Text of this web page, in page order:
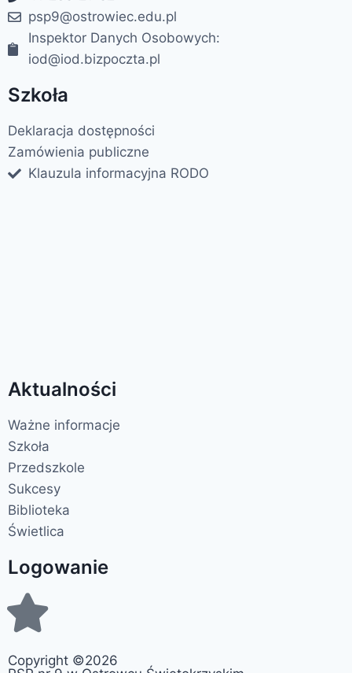
psp9@ostrowiec.edu.pl
Inspektor Danych Osobowych:
iod@iod.bizpoczta.pl
Szkoła
Deklaracja dostępności
Zamówienia publiczne
Klauzula informacyjna RODO
Aktualności
Ważne informacje
Szkoła
Przedszkole
Sukcesy
Biblioteka
Świetlica
Logowanie
Copyright ©2026